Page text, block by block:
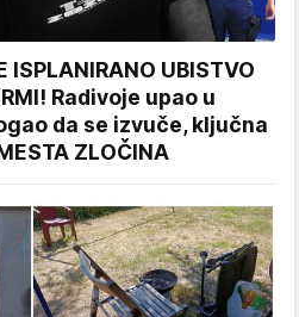
ISPLANIRANO UBISTVO
Radivoje upao u
da se izvuče, ključna
ZLOČINA